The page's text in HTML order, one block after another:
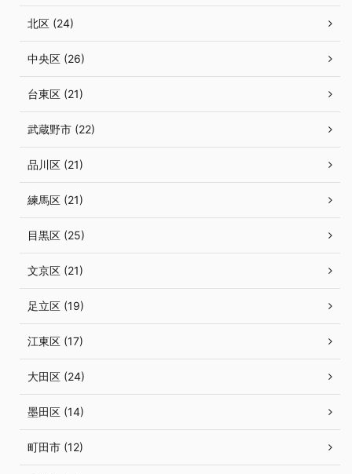
北区 (24)
中央区 (26)
台東区 (21)
武蔵野市 (22)
品川区 (21)
練馬区 (21)
目黒区 (25)
文京区 (21)
足立区 (19)
江東区 (17)
大田区 (24)
墨田区 (14)
町田市 (12)